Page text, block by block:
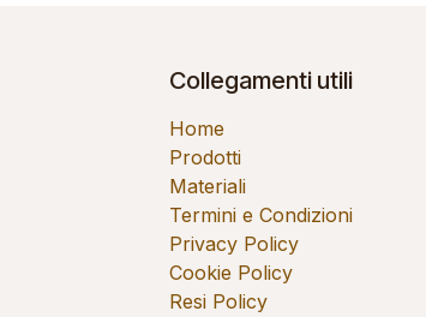
Collegamenti utili
Home
Prodotti
Materiali
Termini e Condizioni
Privacy Policy
Cookie Policy
Resi Policy